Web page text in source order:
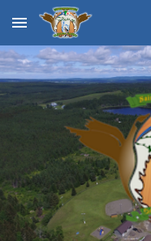
Skip to main content